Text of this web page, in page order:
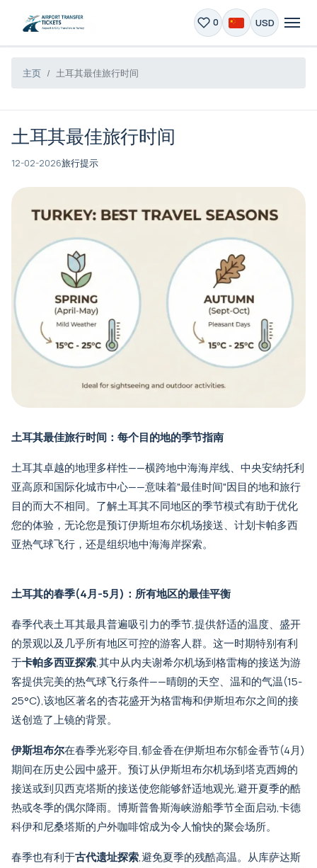
0 USD
主页 土耳其最佳旅行时间
土耳其最佳旅行时间
12-02-2026旅行提示
土耳其最佳旅行时间：每个目的地的季节指南
土耳其卓越的地理多样性——横跨地中海海岸线、中央安纳托利
亚高原和国际化城市中心——意味着"最佳时间"因目的地和旅行
目的而大不相同。了解土耳其不同地区的季节模式有助于优化
您的体验，无论您是预订伊斯坦布尔机场接送、计划卡帕多西
亚热气球飞行 ，还是组织地中海海岸探索。
土耳其的春季(4月-5月)：所有地区的最佳平衡
春季代表土耳其最具普遍吸引力的季节,提供舒适的温度、盛开
的景观以及几乎所有地区可控的游客人群。这一时期特别有利
于卡帕多西亚探索,其中从内夫谢希尔机场到格雷梅的接送为游
客提供完美的热气球飞行条件——晴朗的天空、温和的气温(15-
25°C),该地区著名的杏花盛开为格雷梅和伊斯坦布尔之间的接
送创造了上镜的背景。
伊斯坦布尔在春季光彩夺目,郁金香在伊斯坦布尔郁金香节(4月)
期间在历史公园中盛开。预订从伊斯坦布尔机场到塔克西姆的
接送或到贝西克塔斯的接送使您能够舒适地观光,避开夏季的酷
热或冬季的偶尔降雨。博斯普鲁斯海峡游船季节全面启动,卡德
科伊和尼桑塔斯的户外咖啡馆成为令人愉快的聚会场所。
春季也有利于古代遗址探索,避免夏季的残酷高温。 从库萨达斯